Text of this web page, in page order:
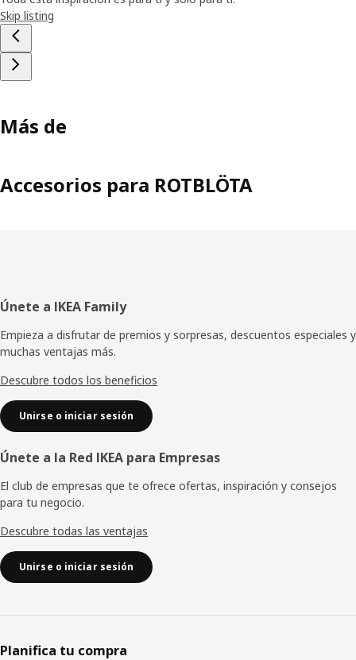
Skip listing
Más de
Accesorios para ROTBLÖTA
Pie
de
página
Únete a IKEA Family
Empieza a disfrutar de premios y sorpresas, descuentos especiales y
muchas ventajas más.
Descubre todos los beneficios
Unirse o iniciar sesión
Únete a la Red IKEA para Empresas
El club de empresas que te ofrece ofertas, inspiración y consejos
para tu negocio.
Descubre todas las ventajas
Unirse o iniciar sesión
Planifica tu compra